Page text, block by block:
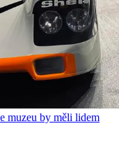
muzeu by měli lidem